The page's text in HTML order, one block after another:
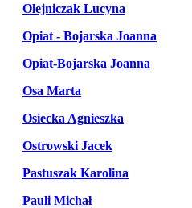
Olejniczak Lucyna
Opiat - Bojarska Joanna
Opiat-Bojarska Joanna
Osa Marta
Osiecka Agnieszka
Ostrowski Jacek
Pastuszak Karolina
Pauli Michał